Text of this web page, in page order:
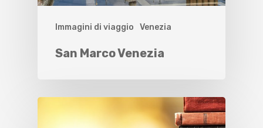
Immagini di viaggio Venezia
San Marco Venezia